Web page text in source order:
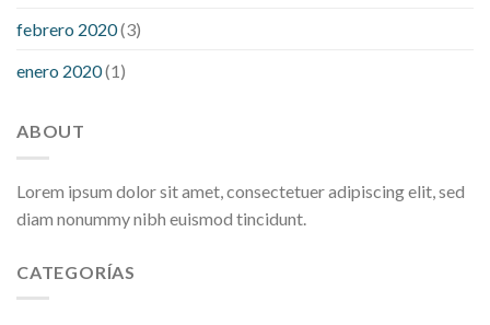
febrero 2020(3)
enero 2020(1)
ABOUT
Lorem ipsum dolor sit amet, consectetuer adipiscing elit, sed
diam nonummy nibh euismod tincidunt.
CATEGORÍAS